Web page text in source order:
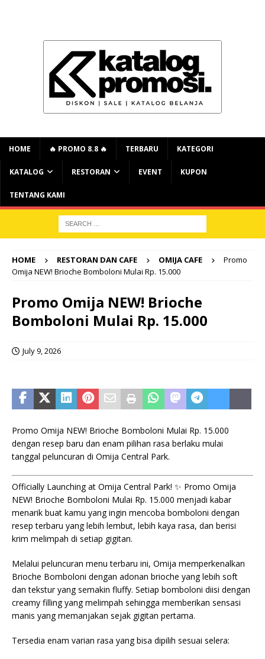
HOME 🔥 PROMO 8.8 🔥 TERBARU KATEGORI
KATALOG RESTORAN EVENT KUPON
TENTANG KAMI
HOME RESTORAN DAN CAFE OMIJA CAFE
Promo
Omija NEW! Brioche Bomboloni Mulai Rp. 15.000
Promo Omija NEW! Brioche
Bomboloni Mulai Rp. 15.000
July 9, 2026
Promo Omija NEW! Brioche Bomboloni Mulai Rp. 15.000
dengan resep baru dan enam pilihan rasa berlaku mulai
tanggal peluncuran di Omija Central Park.
Officially Launching at Omija Central Park! ✨ Promo Omija
NEW! Brioche Bomboloni Mulai Rp. 15.000 menjadi kabar
menarik buat kamu yang ingin mencoba bomboloni dengan
resep terbaru yang lebih lembut, lebih kaya rasa, dan berisi
krim melimpah di setiap gigitan.
Melalui peluncuran menu terbaru ini, Omija memperkenalkan
Brioche Bomboloni dengan adonan brioche yang lebih soft
dan tekstur yang semakin fluffy. Setiap bomboloni diisi dengan
creamy filling yang melimpah sehingga memberikan sensasi
manis yang memanjakan sejak gigitan pertama.
Tersedia enam varian rasa yang bisa dipilih sesuai selera: